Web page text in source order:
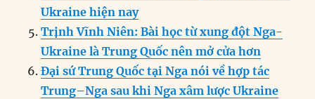
Ukraine hiện nay
Trịnh Vĩnh Niên: Bài học từ xung đột Nga-
Ukraine là Trung Quốc nên mở cửa hơn
Đại sứ Trung Quốc tại Nga nói về hợp tác
Trung–Nga sau khi Nga xâm lược Ukraine